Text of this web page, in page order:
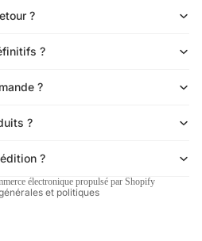
?
?
?
?
?
électronique propulsé par Shopify
et politiques